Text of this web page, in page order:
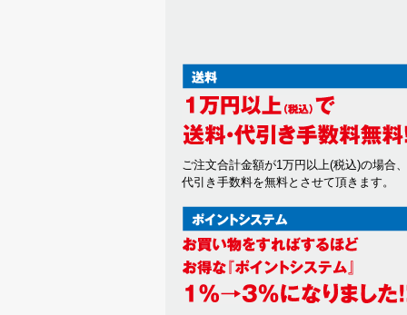
ご注文合計金額が1万円以上(税込)の場合
代引き手数料を無料とさせて頂きます。